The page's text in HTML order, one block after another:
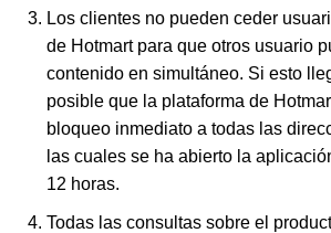
Los clientes no pueden ceder
de Hotmart para que otros usuario
contenido en simultáneo. Si esto
posible que la plataforma de
bloqueo inmediato a todas las
las cuales se ha abierto la
12 horas.
Todas las consultas sobre el